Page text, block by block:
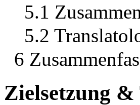
5.1
5.2
6
Zielsetzung &